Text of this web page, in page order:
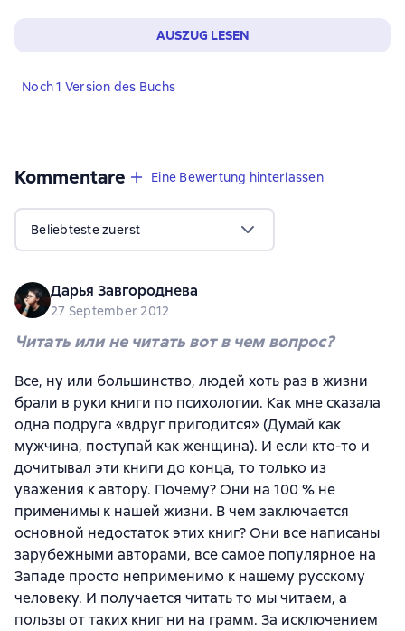
Kommentare 184 Bewertungen
Eine Bewertung hinterlassen
Beliebteste zuerst
Дарья Завгороднева
27 September 2012
Читать или не читать вот в чем вопрос?
Все, ну или большинство, людей хоть раз в жизни
брали в руки книги по психологии. Как мне сказала
одна подруга «вдруг пригодится» (Думай как
мужчина, поступай как женщина). И если кто-то и
дочитывал эти книги до конца, то только из
уважения к автору. Почему? Они на 100 % не
применимы к нашей жизни. В чем заключается
основной недостаток этих книг? Они все написаны
зарубежными авторами, все самое популярное на
Западе просто неприменимо к нашему русскому
человеку. И получается читать то мы читаем, а
пользы от таких книг ни на грамм. За исключением
AUSZUG LESEN
Noch 1 Version des Buchs